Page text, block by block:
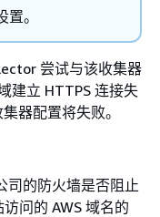
。
尝试与该收集器
建立 HTTPS 连接失
器配置将失败。
司的防火墙是否阻止
问的 AWS 域名的